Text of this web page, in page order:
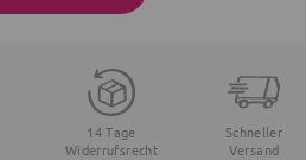
14 Tage
Widerrufsrecht
Schneller
Versand